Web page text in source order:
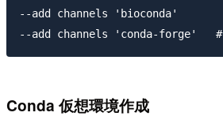
--add channels 'bioconda'
Conda 仮想環境作成